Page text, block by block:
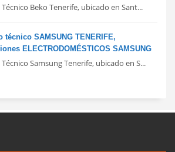
Beko Tenerife, ubicado en Sant...
técnico SAMSUNG TENERIFE,
ELECTRODOMÉSTICOS SAMSUNG
Samsung Tenerife, ubicado en S...